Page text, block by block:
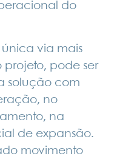
do
única via mais
pode ser
solução com
no
na
de expansão.
movimento